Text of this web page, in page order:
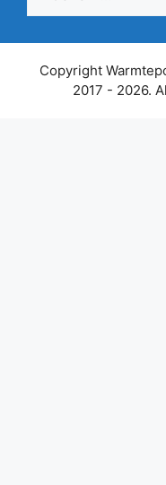
Copyright
2017 - 2026.